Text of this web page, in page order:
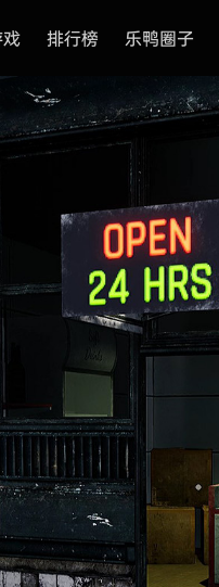
排行榜 乐鸭圈子